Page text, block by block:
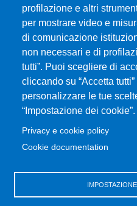
profilazione e altri
per mostrare video e
di comunicazione
non necessari e di
tutti”. Puoi scegliere di
cliccando su “Accetta
personalizzare le tue
“Impostazione dei cookie”.
Privacy e cookie policy
Cookie documentation
Università degli Studi di
Piazza Pugliatti, 1 - 98122
Cod. Fiscale 80004070837
P.IVA 00724160833
Centralino: 090 676 1
MENÙ SOCIAL
MENÙ FOOTER 1
Accessibilità
Privacy e cookie policy